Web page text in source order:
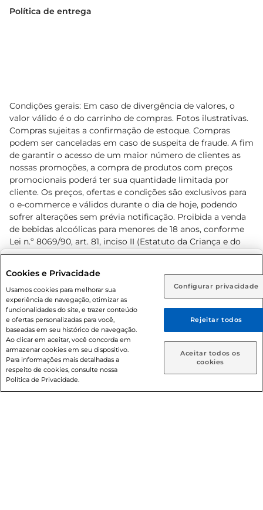
Rio de Janeiro (RJ) Goiás (GO)
Ou
Caso queira comprar online, informe como deseja receber
suas compras:
Entrega em casa Retire em Loja
Política de entrega
Condições gerais: Em caso de divergência de valores, o
valor válido é o do carrinho de compras. Fotos ilustrativas.
Compras sujeitas a confirmação de estoque. Compras
podem ser canceladas em caso de suspeita de fraude. A fim
de garantir o acesso de um maior número de clientes as
nossas promoções, a compra de produtos com preços
promocionais poderá ter sua quantidade limitada por
cliente. Os preços, ofertas e condições são exclusivos para
o e-commerce e válidos durante o dia de hoje, podendo
sofrer alterações sem prévia notificação. Proibida a venda
de bebidas alcoólicas para menores de 18 anos, conforme
Lei n.º 8069/90, art. 81, inciso II (Estatuto da Criança e do
Adolescente). Preços e condições exclusivos para o
prévio. O valor mínimo para as compras on-line é de R$
80,00.
© 2026 Copyright. Todos os direitos
reservados Prezunic.
Cookies e Privacidade
Usamos cookies para melhorar sua
experiência de navegação, otimizar as
funcionalidades do site, e trazer conteúdo
e ofertas personalizadas para você,
baseadas em seu histórico de navegação.
Ao clicar em aceitar, você concorda em
armazenar cookies em seu dispositivo.
Para informações mais detalhadas a
respeito de cookies, consulte nossa
Política de Privacidade.
Configurar privacidade
Rejeitar todos
Aceitar todos os
cookies